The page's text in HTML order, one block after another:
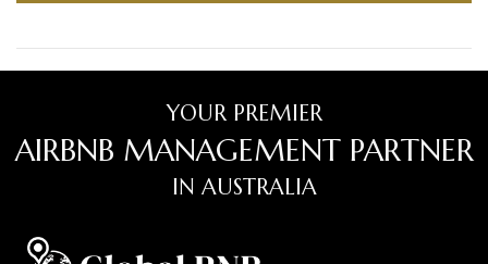
YOUR PREMIER
AIRBNB MANAGEMENT PARTNER
IN AUSTRALIA